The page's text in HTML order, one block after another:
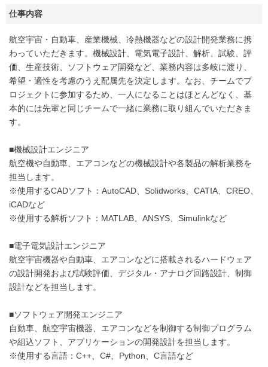
仕事内容
航空宇宙・自動車、産業機械、冷熱機器などの設計開発業務に携
わっていただきます。機械設計、電気電子設計、解析、試験、評
価、生産技術、ソフトウェア開発など、業務内容は多岐に渡り、
希望・適性を考慮のうえ配属先を決定します。なお、チームでプ
ロジェクトに参加するため、一人になることはほとんどなく、基
本的には先輩と同じチームで一緒に業務に取り組んでいただきま
す。
■機械設計エンジニア
航空機や自動車、エアコンなどの機械設計や各製品の解析業務を
担当します。
※使用するCADソフト：AutoCAD、Solidworks、CATIA、CREO、
iCADなど
※使用する解析ソフト：MATLAB、ANSYS、Simulinkなど
■電子電気設計エンジニア
航空宇宙機器や自動車、エアコンなどに搭載されるハードウェア
の設計開発および試験評価、デジタル・アナログ回路設計、制御
設計などを担当します。
■ソフトウェア開発エンジニア
自動車、航空宇宙機器、エアコンなどを制御する制御プログラム
や組込ソフト、アプリケーションの開発設計を担当します。
※使用する言語：C++、C#、Python、C言語など